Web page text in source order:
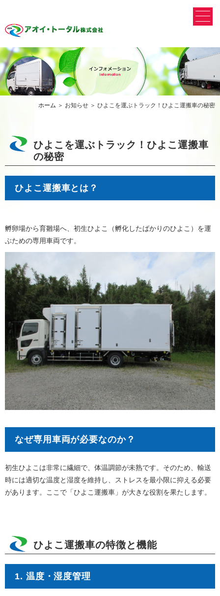
ホーム ＞ お知らせ ＞ ひよこを運ぶトラック！ひよこ運搬車の秘密
ひよこを運ぶトラック！ひよこ運搬車
の秘密
ひよこ運搬車とは？
孵卵場から育雛場へ、初生ひよこ（孵化したばかりのひよこ）を運
ぶための専用車両です。
なぜ専用車両が必要なのか？
初生ひよこは非常に繊細で、体温調節が未熟です。そのため、輸送
時には適切な温度と湿度を維持し、ストレスを最小限に抑える必要
があります。ここで「ひよこ運搬車」が大きな役割を果たします。
ひよこ運搬車の特徴と機能
1. 温度・湿度管理